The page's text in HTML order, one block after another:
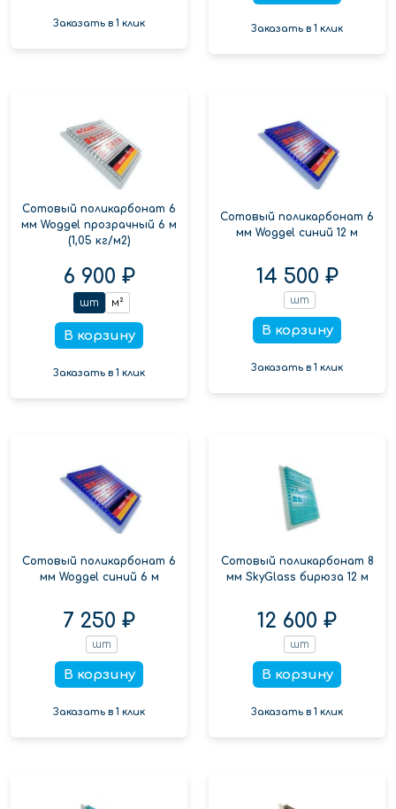
Заказать в 1 клик Заказать в 1 клик
Сотовый поликарбонат 6
мм Woggel прозрачный 6 м
(1,05 кг/м2)
6 900 ₽
шт м²
В корзину
Заказать в 1 клик
Сотовый поликарбонат 6
мм Woggel синий 12 м
14 500 ₽
шт
В корзину
Заказать в 1 клик
Сотовый поликарбонат 6
мм Woggel синий 6 м
7 250 ₽
шт
В корзину
Заказать в 1 клик
Сотовый поликарбонат 8
мм SkyGlass бирюза 12 м
12 600 ₽
шт
В корзину
Заказать в 1 клик